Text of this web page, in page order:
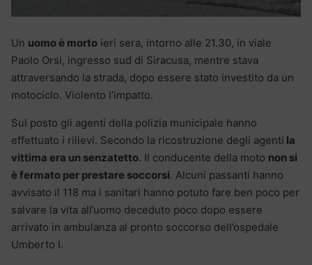
Un uomo è morto ieri sera, intorno alle 21.30, in viale
Paolo Orsi, ingresso sud di Siracusa, mentre stava
attraversando la strada, dopo essere stato investito da un
motociclo. Violento l’impatto.
Sul posto gli agenti della polizia municipale hanno
effettuato i rilievi. Secondo la ricostruzione degli agenti la
vittima era un senzatetto. Il conducente della moto non si
è fermato per prestare soccorsi. Alcuni passanti hanno
avvisato il 118 ma i sanitari hanno potuto fare ben poco per
salvare la vita all’uomo deceduto poco dopo essere
arrivato in ambulanza al pronto soccorso dell’ospedale
Umberto I.